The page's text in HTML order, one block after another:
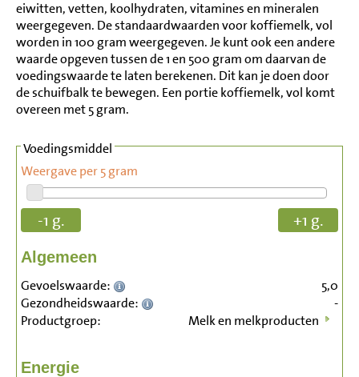
eiwitten, vetten, koolhydraten, vitamines en mineralen
weergegeven. De standaardwaarden voor koffiemelk, vol
worden in 100 gram weergegeven. Je kunt ook een andere
waarde opgeven tussen de 1 en 500 gram om daarvan de
voedingswaarde te laten berekenen. Dit kan je doen door
de schuifbalk te bewegen. Een portie koffiemelk, vol komt
overeen met 5 gram.
Voedingsmiddel
Weergave per 5 gram
-1 g. +1 g.
Algemeen
Gevoelswaarde:
5,0
Gezondheidswaarde:
-
Productgroep:
Melk en melkproducten
Energie